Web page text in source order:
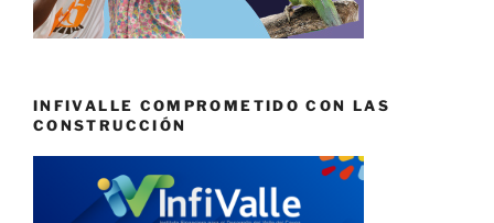
INFIVALLE COMPROMETIDO CON LAS
CONSTRUCCIÓN